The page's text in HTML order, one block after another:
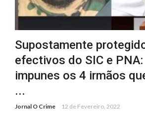
Supostamente
efectivos do SIC e
impunes os 4 irmãos
...
Jornal O Crime 12 de Fevereiro, 2022